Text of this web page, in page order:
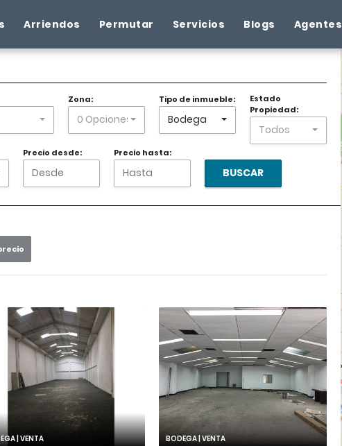
Arriendos Permutar Servicios Blogs Agentes
Zona:
0 Opciones
Tipo de inmueble:
Bodega
Estado
Propiedad:
Todos
Precio desde: Precio hasta:
BUSCAR
| VENTA BODEGA | VENTA
−